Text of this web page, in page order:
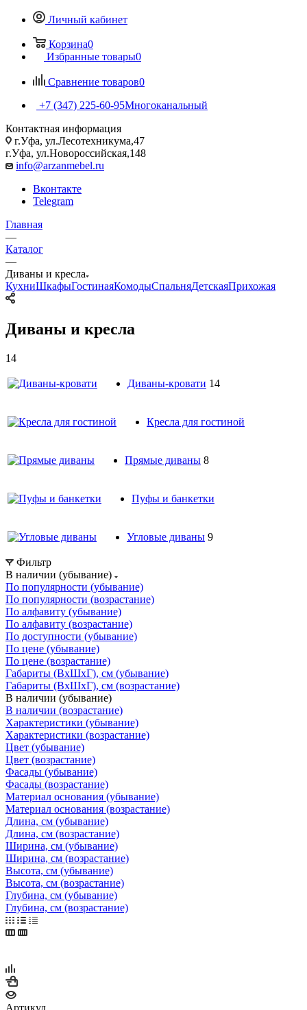
Личный кабинет
Корзина0
Избранные товары0
Сравнение товаров0
+7 (347) 225-60-95Многоканальный
Контактная информация
г.Уфа, ул.Лесотехникума,47
г.Уфа, ул.Новороссийская,148
info@arzanmebel.ru
Вконтакте
Telegram
Главная
—
Каталог
—
Диваны и кресла
КухниШкафыГостинаяКомодыСпальняДетскаяПрихожая
Диваны и кресла
14
Диваны-кровати 14
Кресла для гостиной
Прямые диваны 8
Пуфы и банкетки
Угловые диваны 9
Фильтр
В наличии (убывание)
По популярности (убывание)
По популярности (возрастание)
По алфавиту (убывание)
По алфавиту (возрастание)
По доступности (убывание)
По цене (убывание)
По цене (возрастание)
Габариты (ВхШхГ), см (убывание)
Габариты (ВхШхГ), см (возрастание)
В наличии (убывание)
В наличии (возрастание)
Характеристики (убывание)
Характеристики (возрастание)
Цвет (убывание)
Цвет (возрастание)
Фасады (убывание)
Фасады (возрастание)
Материал основания (убывание)
Материал основания (возрастание)
Длина, см (убывание)
Длина, см (возрастание)
Ширина, см (убывание)
Ширина, см (возрастание)
Высота, см (убывание)
Высота, см (возрастание)
Глубина, см (убывание)
Глубина, см (возрастание)
Артикул